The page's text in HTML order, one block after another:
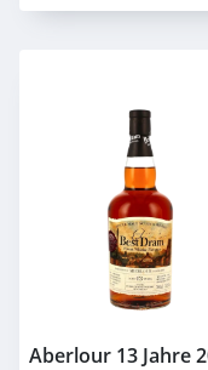
Aberlour 13 Jahre